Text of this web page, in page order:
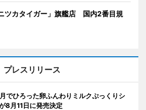
ツカタイガー」旗艦店 国内2番目規
プレスリリース
でひろった卵ふんわりミルクぷっくりシ
8月11日に発売決定